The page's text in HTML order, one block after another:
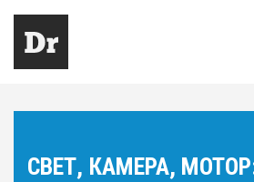
СВЕТ, КАМЕРА,